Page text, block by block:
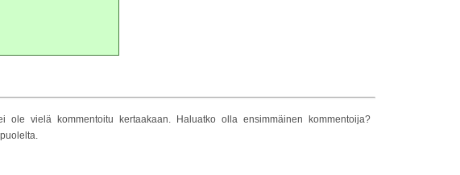
ole vielä kommentoitu kertaakaan. Haluatko olla ensimmäinen kommentoija?